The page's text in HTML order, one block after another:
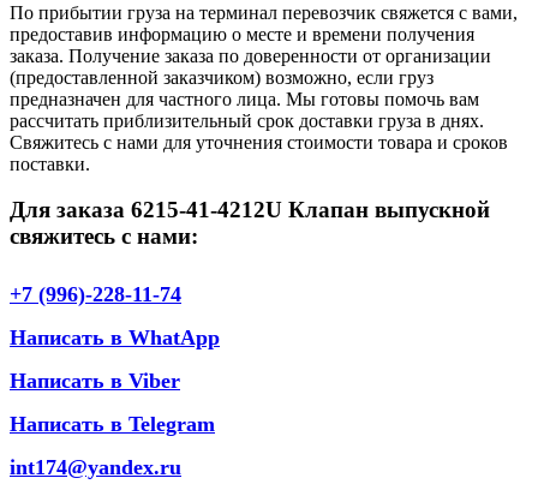
По прибытии груза на терминал перевозчик свяжется с вами,
предоставив информацию о месте и времени получения
заказа. Получение заказа по доверенности от организации
(предоставленной заказчиком) возможно, если груз
предназначен для частного лица. Мы готовы помочь вам
рассчитать приблизительный срок доставки груза в днях.
Свяжитесь с нами для уточнения стоимости товара и сроков
поставки.
Для заказа 6215-41-4212U Клапан выпускной
свяжитесь с нами:
+7 (996)-228-11-74
Написать в WhatApp
Написать в Viber
Написать в Telegram
int174@yandex.ru